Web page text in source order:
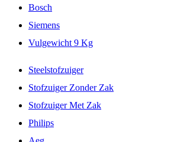
Bosch
Siemens
Vulgewicht 9 Kg
Steelstofzuiger
Stofzuiger Zonder Zak
Stofzuiger Met Zak
Philips